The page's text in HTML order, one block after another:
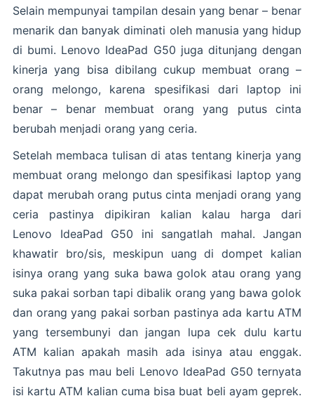
Selain mempunyai tampilan desain yang benar – benar
menarik dan banyak diminati oleh manusia yang hidup
di bumi. Lenovo IdeaPad G50 juga ditunjang dengan
kinerja yang bisa dibilang cukup membuat orang –
orang melongo, karena spesifikasi dari laptop ini
benar – benar membuat orang yang putus cinta
berubah menjadi orang yang ceria.
Setelah membaca tulisan di atas tentang kinerja yang
membuat orang melongo dan spesifikasi laptop yang
dapat merubah orang putus cinta menjadi orang yang
ceria pastinya dipikiran kalian kalau harga dari
Lenovo IdeaPad G50 ini sangatlah mahal. Jangan
khawatir bro/sis, meskipun uang di dompet kalian
isinya orang yang suka bawa golok atau orang yang
suka pakai sorban tapi dibalik orang yang bawa golok
dan orang yang pakai sorban pastinya ada kartu ATM
yang tersembunyi dan jangan lupa cek dulu kartu
ATM kalian apakah masih ada isinya atau enggak.
Takutnya pas mau beli Lenovo IdeaPad G50 ternyata
isi kartu ATM kalian cuma bisa buat beli ayam geprek.